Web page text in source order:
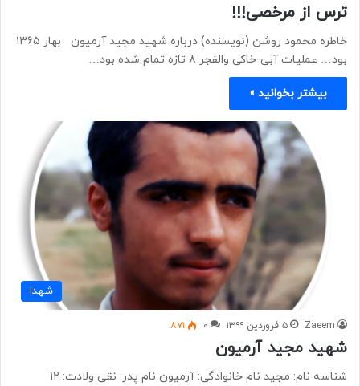
ترس از مرخصی!!!
خاطره محمود روشن (نویسنده) درباره شهید مجید آرمیون بهار ۱۳۶۵
بود… عملیات آبی-خاکی والفجر ۸ تازه تمام شده بود…
بیشتر بخوانید »
شهدا
Zaeem ۵ فروردین ۱۳۹۹ ۰ ۸۷۱
شهید مجید آرمیون
شناسه نام: مجید نام خانوادگی: آرمیون نام پدر: نقی ولادت: ۱۲